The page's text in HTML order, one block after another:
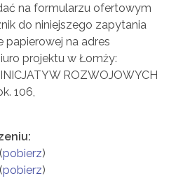
na formularzu ofertowym
do niniejszego zapytania
na adres
projektu w Łomży:
ROZWOJOWYCH
106,
pobierz)
pobierz)